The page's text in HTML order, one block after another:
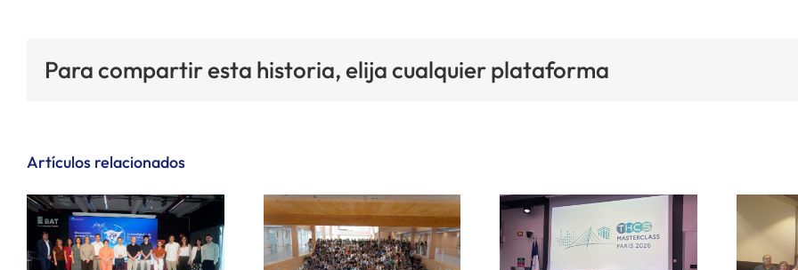
Para compartir esta historia, elija cualquier plataforma
Artículos relacionados